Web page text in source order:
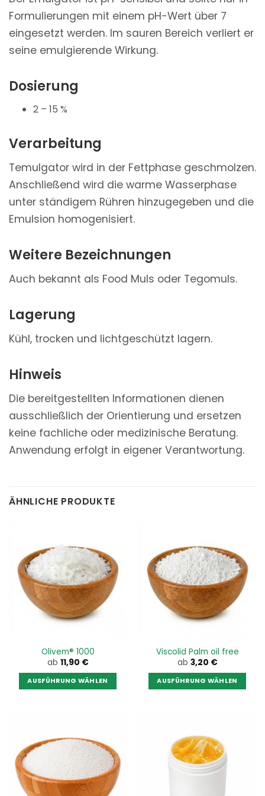
Formulierungen mit einem pH-Wert über 7
eingesetzt werden. Im sauren Bereich verliert er
seine emulgierende Wirkung.
Dosierung
2 – 15 %
Verarbeitung
Temulgator wird in der Fettphase geschmolzen.
Anschließend wird die warme Wasserphase
unter ständigem Rühren hinzugegeben und die
Emulsion homogenisiert.
Weitere Bezeichnungen
Auch bekannt als Food Muls oder Tegomuls.
Lagerung
Kühl, trocken und lichtgeschützt lagern.
Hinweis
Die bereitgestellten Informationen dienen
ausschließlich der Orientierung und ersetzen
keine fachliche oder medizinische Beratung.
Anwendung erfolgt in eigener Verantwortung.
ÄHNLICHE PRODUKTE
Olivem® 1000
ab 11,90 €
AUSFÜHRUNG WÄHLEN
Varianten
auf.
Die
Optionen
Viscolid Palm oil free
ab 3,20 €
AUSFÜHRUNG WÄHLEN
Varianten
auf.
Die